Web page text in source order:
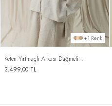
+1 Renk
Keten Yırtmaçlı Arkası Düğmeli
Gömlek Natural
3.499,00TL